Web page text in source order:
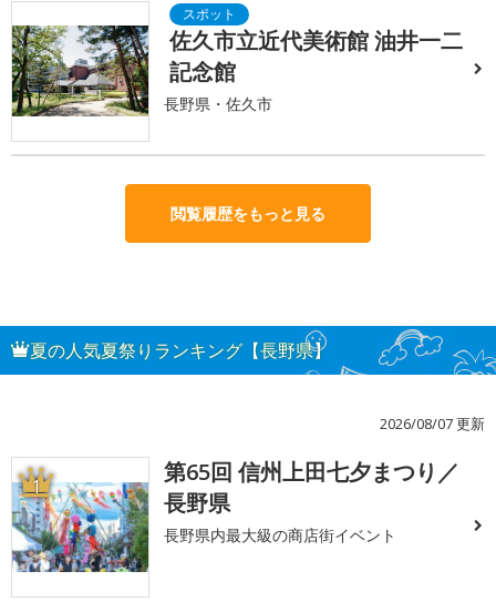
佐久市立近代美術館 油井一二
記念館
長野県・佐久市
閲覧履歴をもっと見る
夏の人気夏祭りランキング【長野県】
2026/08/07 更新
1
第65回 信州上田七夕まつり／
長野県
長野県内最大級の商店街イベント